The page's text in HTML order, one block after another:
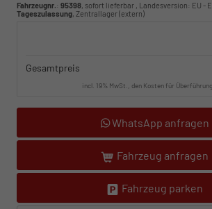
Fahrzeugnr.: 95398, sofort lieferbar , Landesversion: EU -
Tageszulassung, Zentrallager (extern)
Gesamtpreis
incl. 19% MwSt., den Kosten für
WhatsApp anfragen
Fahrzeug anfragen
Fahrzeug parken